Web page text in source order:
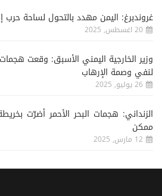
غروندبرغ: اليمن مهدد بالتحول لساحة حرب
20 اغسطس, 2025
وزير الخارجية اليمني الأسبق: وقعت
لنفي وصمة الإرهاب
26 يوليو, 2025
الزنداني: هجمات البحر الأحمر أضرّت
ممكن
12 مارس, 2025